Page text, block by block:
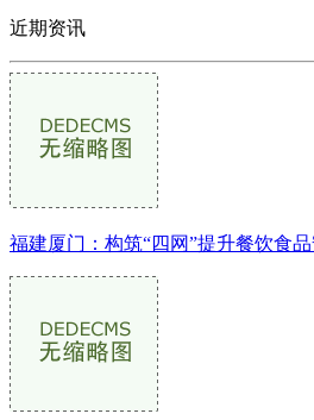
近期资讯
福建厦门：构筑“四网”提升餐饮食